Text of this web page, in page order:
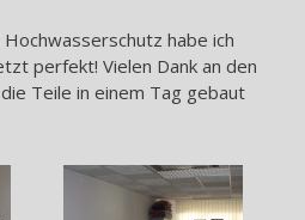
habe ich
perfekt! Vielen Dank an den
Teile in einem Tag gebaut